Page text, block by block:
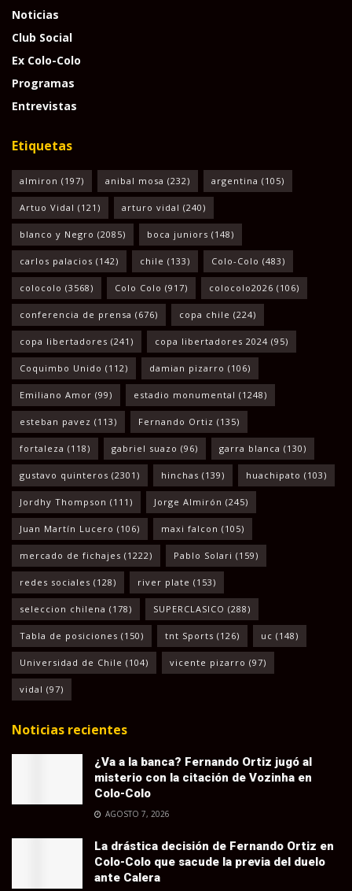
Noticias
Club Social
Ex Colo-Colo
Programas
Entrevistas
Etiquetas
almiron (197) anibal mosa (232) argentina (105)
Artuo Vidal (121) arturo vidal (240)
blanco y Negro (2085) boca juniors (148)
carlos palacios (142) chile (133) Colo-Colo (483)
colocolo (3568) Colo Colo (917) colocolo2026 (106)
conferencia de prensa (676) copa chile (224)
copa libertadores (241) copa libertadores 2024 (95)
Coquimbo Unido (112) damian pizarro (106)
Emiliano Amor (99) estadio monumental (1248)
esteban pavez (113) Fernando Ortiz (135)
fortaleza (118) gabriel suazo (96) garra blanca (130)
gustavo quinteros (2301) hinchas (139) huachipato (103)
Jordhy Thompson (111) Jorge Almirón (245)
Juan Martín Lucero (106) maxi falcon (105)
mercado de fichajes (1222) Pablo Solari (159)
redes sociales (128) river plate (153)
seleccion chilena (178) SUPERCLASICO (288)
Tabla de posiciones (150) tnt Sports (126) uc (148)
Universidad de Chile (104) vicente pizarro (97)
vidal (97)
Noticias recientes
¿Va a la banca? Fernando Ortiz jugó al
misterio con la citación de Vozinha en
Colo-Colo
AGOSTO 7, 2026
La drástica decisión de Fernando Ortiz en
Colo-Colo que sacude la previa del duelo
ante Calera